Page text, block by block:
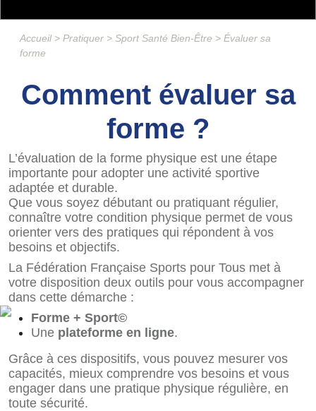
Accueil> Pratiquer > Sport Santé Bien-Être > Évaluer sa
forme
Comment évaluer sa
forme ?
L’évaluation de la forme physique est une étape
importante pour adopter une activité sportive
adaptée et durable.
Que vous soyez débutant ou pratiquant régulier,
connaître votre condition physique permet de vous
orienter vers des pratiques qui répondent à vos
besoins et objectifs.
La Fédération Française Sports pour Tous met à
votre disposition deux outils pour vous accompagner
dans cette démarche :
Forme + Sport©
Une plateforme en ligne.
Grâce à ces dispositifs, vous pouvez mesurer vos
capacités, mieux comprendre vos besoins et vous
engager dans une pratique physique régulière, en
toute sécurité.